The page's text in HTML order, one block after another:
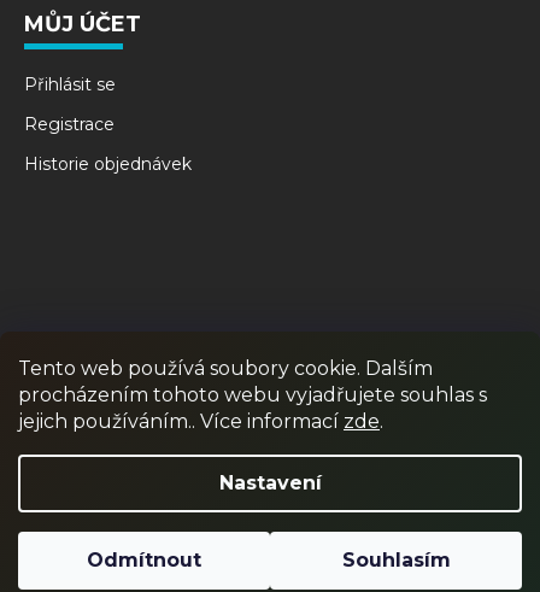
Tento web používá soubory cookie. Dalším
procházením tohoto webu vyjadřujete souhlas s
jejich používáním.. Více informací zde.
Nastavení
Odmítnout Souhlasím
MŮJ ÚČET
Přihlásit se
Registrace
Historie objednávek
RPR GAMES PAINTBALL JUNIOR PAINTBALL
Vytvořil Shoptet